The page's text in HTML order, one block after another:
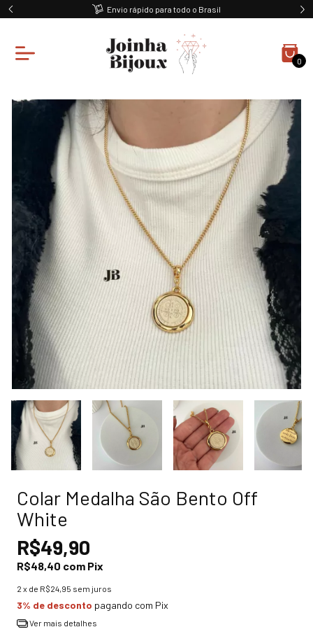
Envio rápido para todo o Brasil
0
Colar Medalha São Bento Off
White
R$49,90
R$48,40 com Pix
2 x de R$24,95 sem juros
3% de desconto pagando com Pix
Ver mais detalhes